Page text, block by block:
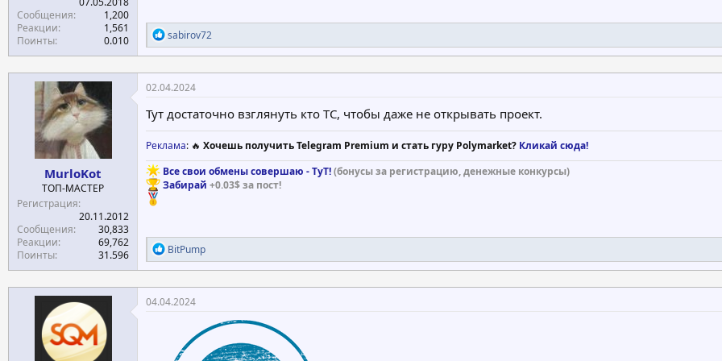
Сообщения
1,200
Реакции
1,561
Поинты
0.010
Р
е
а
к
ц
и
и
:
sabirov72
MurloKot
ТОП-МАСТЕР
Регистрация
20.11.2012
Сообщения
30,833
Реакции
69,762
Поинты
31.596
02.04.2024
Тут достаточно взглянуть кто TC, чтобы даже не открывать проект.
Реклама: 🔥 Хочешь получить Telegram Premium и стать гуру Polymarket? Кликай сюда!
Все свои обмены совершаю - ТуТ!(бонусы за регистрацию, денежные конкурсы)
Забирай +0.03$ за пост!
Р
е
а
к
ц
и
BitPump
04.04.2024